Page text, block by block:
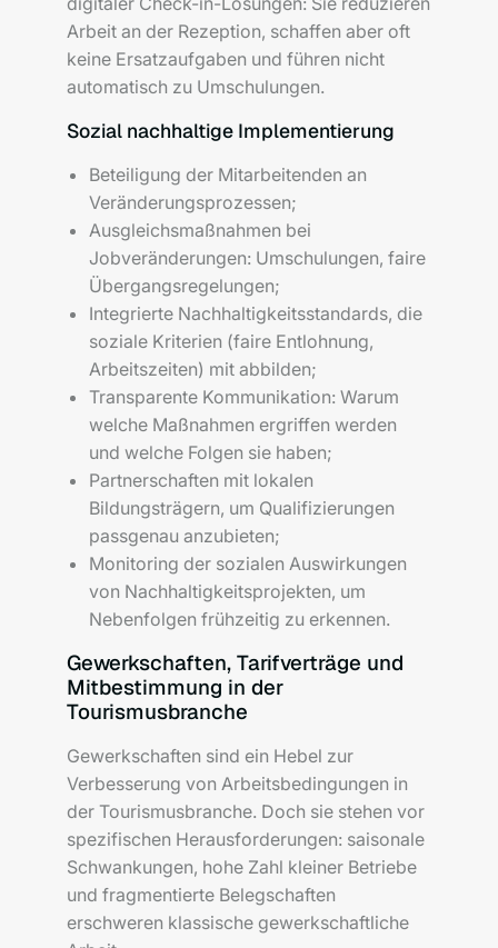
Arbeit an der Rezeption, schaffen aber oft
keine Ersatzaufgaben und führen nicht
automatisch zu Umschulungen.
Sozial nachhaltige Implementierung
Beteiligung der Mitarbeitenden an
Veränderungsprozessen;
Ausgleichsmaßnahmen bei
Jobveränderungen: Umschulungen, faire
Übergangsregelungen;
Integrierte Nachhaltigkeitsstandards, die
soziale Kriterien (faire Entlohnung,
Arbeitszeiten) mit abbilden;
Transparente Kommunikation: Warum
welche Maßnahmen ergriffen werden
und welche Folgen sie haben;
Partnerschaften mit lokalen
Bildungsträgern, um Qualifizierungen
passgenau anzubieten;
Monitoring der sozialen Auswirkungen
von Nachhaltigkeitsprojekten, um
Nebenfolgen frühzeitig zu erkennen.
Gewerkschaften, Tarifverträge und
Mitbestimmung in der
Tourismusbranche
Gewerkschaften sind ein Hebel zur
Verbesserung von Arbeitsbedingungen in
der Tourismusbranche. Doch sie stehen vor
spezifischen Herausforderungen: saisonale
Schwankungen, hohe Zahl kleiner Betriebe
und fragmentierte Belegschaften
erschweren klassische gewerkschaftliche